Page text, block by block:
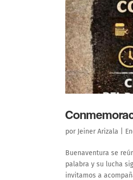
por Jeiner Arizala
Buenaventura se
palabra y su lucha
invitamos a